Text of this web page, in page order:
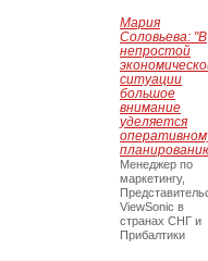
Мария
Соловьева: "В
непростой
ситуации
большое
внимание
уделяется
Менеджер по
маркетингу,
ViewSonic в
странах СНГ и
Прибалтики